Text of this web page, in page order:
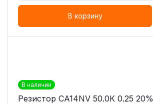
В корзину
В наличии
Резистор CA14NV 50.0К 0.25 20%